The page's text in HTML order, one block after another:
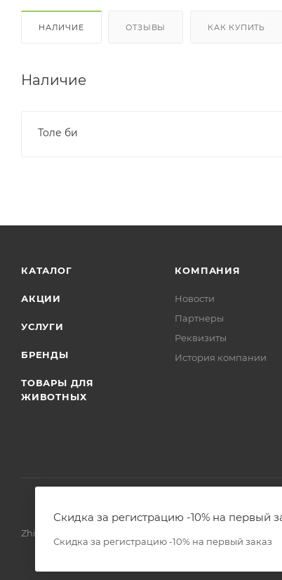
НАЛИЧИЕ ОТЗЫВЫ КАК КУПИТЬ
Наличие
Толе би
КАТАЛОГ
АКЦИИ
УСЛУГИ
БРЕНДЫ
ТОВАРЫ ДЛЯ
ЖИВОТНЫХ
КОМПАНИЯ
Новости
Партнеры
Реквизиты
История компании
Zhivoimir.kz 2026 © – Интернет-зоомагазин для
Скидка за регистрацию -10% на первый
Скидка за регистрацию -10% на первый заказ